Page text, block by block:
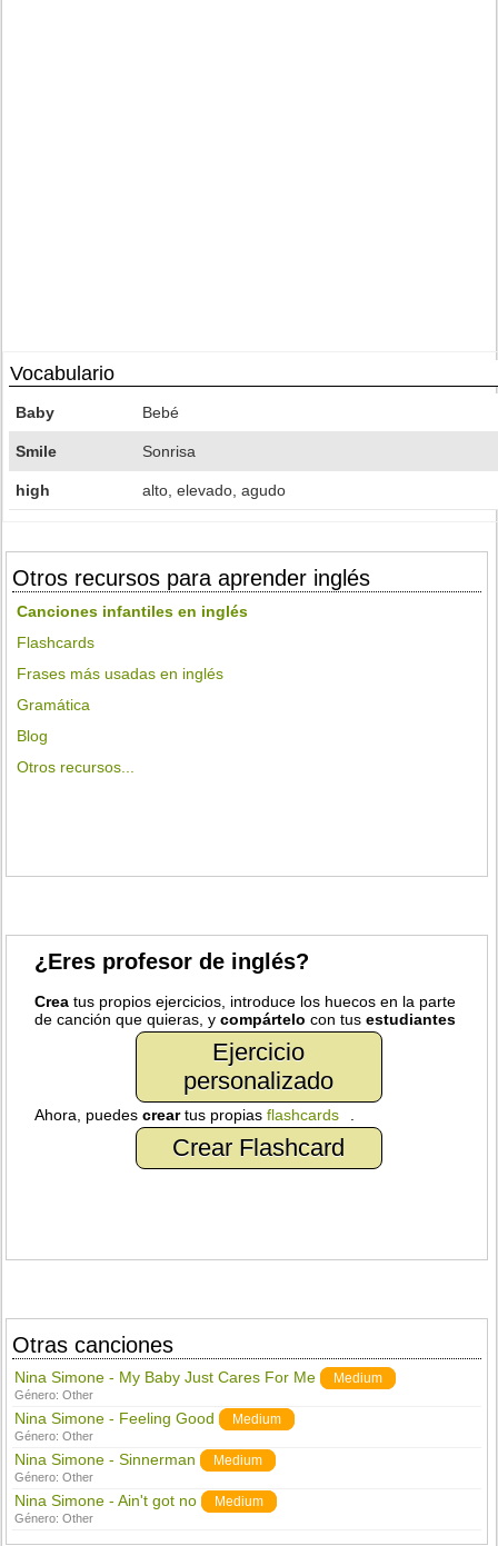
Vocabulario
Baby Bebé
Smile Sonrisa
high alto, elevado, agudo
Otros recursos para aprender inglés
Canciones infantiles en inglés
Flashcards
Frases más usadas en inglés
Gramática
Blog
Otros recursos...
¿Eres profesor de inglés?
Crea tus propios ejercicios, introduce los huecos en la parte
de canción que quieras, ycompártelo con tusestudiantes
Ejercicio
personalizado
Ahora, puedescreartus propiasflashcards
Crear Flashcard
Otras canciones
Nina Simone - My Baby Just Cares For Me Medium
Género:Other
Nina Simone - Feeling Good Medium
Género:Other
Nina Simone - Sinnerman Medium
Género:Other
Nina Simone - Ain't got no Medium
Género:Other